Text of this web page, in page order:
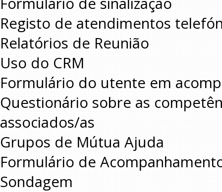
Registo de atendimentos
Relatórios de Reunião
Uso do CRM
Formulário do utente em
Questionário sobre as
associados/as
Grupos de Mútua Ajuda
Formulário de
Sondagem